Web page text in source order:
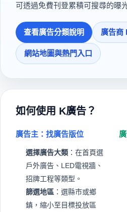
可透過免費刊登累積可搜尋的曝
查看廣告分類說明 廣告商
網站地圖與熱門入口
如何使用 K廣告？
廣告主：找廣告版位
選擇廣告大類 ：在首頁選
戶外廣告、LED電視牆、
招牌工程等類型。
篩選地區 ：選縣市或鄉
鎮，縮小至目標投放區